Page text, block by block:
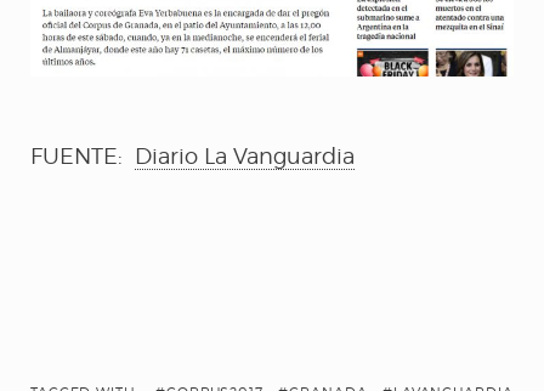
D´MADRUGÁ
AZÚCAR
FUENTE: Diario La Vanguardia